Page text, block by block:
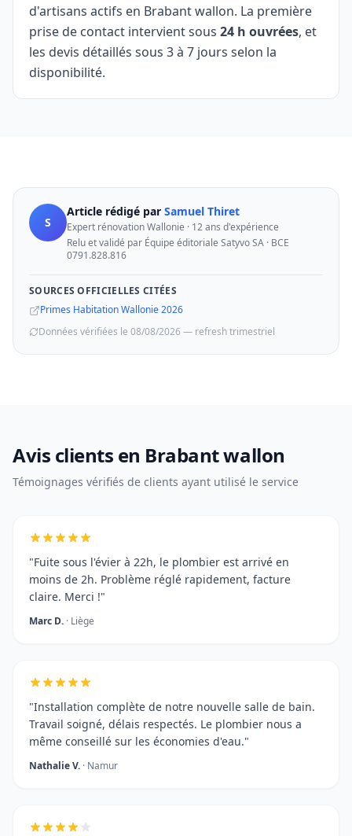
d'artisans actifs en Brabant wallon. La première
prise de contact intervient sous 24 h ouvrées, et
les devis détaillés sous 3 à 7 jours selon la
disponibilité.
S
Article rédigé par Samuel Thiret
Expert rénovation Wallonie · 12 ans d'expérience
Relu et validé par Équipe éditoriale Satyvo SA · BCE
0791.828.816
SOURCES OFFICIELLES CITÉES
Primes Habitation Wallonie 2026
Données vérifiées le 08/08/2026 — refresh trimestriel
Avis clients en Brabant wallon
Témoignages vérifiés de clients ayant utilisé le service
"Fuite sous l'évier à 22h, le plombier est arrivé en
moins de 2h. Problème réglé rapidement, facture
claire. Merci !"
Marc D. · Liège
"Installation complète de notre nouvelle salle de bain.
Travail soigné, délais respectés. Le plombier nous a
même conseillé sur les économies d'eau."
Nathalie V. · Namur